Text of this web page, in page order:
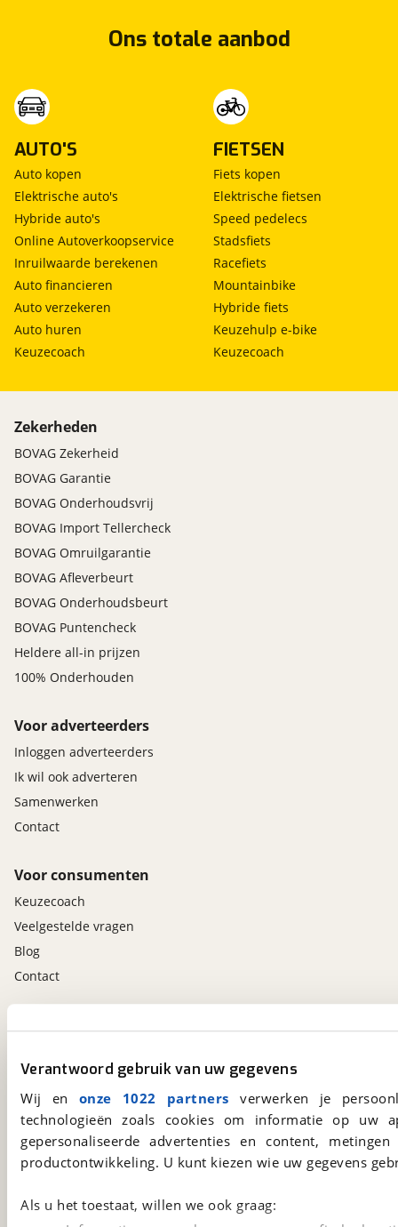
Verantwoord gebruik van uw gegevens
Wij en onze 1022 partners verwerken je
technologieën zoals cookies om informatie op
gepersonaliseerde advertenties en content,
productontwikkeling. U kunt kiezen wie uw gegevens
Als u het toestaat, willen we ook graag:
Ons totale aanbod
AUTO'S
Auto kopen
Elektrische auto's
Hybride auto's
Online Autoverkoopservice
Inruilwaarde berekenen
Auto financieren
Auto verzekeren
Auto huren
Keuzecoach
FIETSEN
Fiets kopen
Elektrische fietsen
Speed pedelecs
Stadsfiets
Racefiets
Mountainbike
Hybride fiets
Keuzehulp e-bike
Keuzecoach
Zekerheden
BOVAG Zekerheid
BOVAG Garantie
BOVAG Onderhoudsvrij
BOVAG Import Tellercheck
BOVAG Omruilgarantie
BOVAG Afleverbeurt
BOVAG Onderhoudsbeurt
BOVAG Puntencheck
Heldere all-in prijzen
100% Onderhouden
Voor adverteerders
Inloggen adverteerders
Ik wil ook adverteren
Samenwerken
Contact
Voor consumenten
Keuzecoach
Veelgestelde vragen
Blog
Contact
viaBOVAG.nl
Kosterijland 15
Een initiatief van
viaBOVAG.nl app
Download 'm nu.